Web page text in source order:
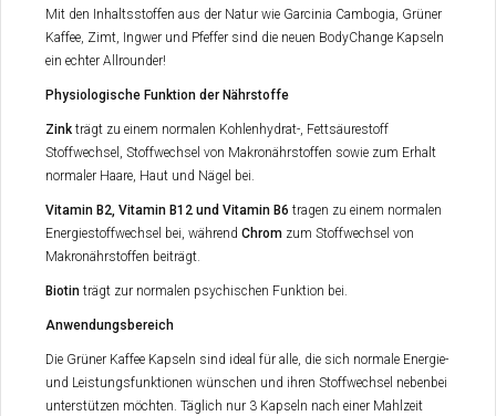
Mit den Inhaltsstoffen aus der Natur wie Garcinia Cambogia, Grüner
Kaffee, Zimt, Ingwer und Pfeffer sind die neuen BodyChange Kapseln
ein echter Allrounder!
Physiologische Funktion der Nährstoffe
Zink trägt zu einem normalen Kohlenhydrat-, Fettsäurestoff
Stoffwechsel, Stoffwechsel von Makronährstoffen sowie zum Erhalt
normaler Haare, Haut und Nägel bei.
Vitamin B2, Vitamin B12 und Vitamin B6 tragen zu einem normalen
Energiestoffwechsel bei, während Chrom zum Stoffwechsel von
Makronährstoffen beiträgt.
Biotin trägt zur normalen psychischen Funktion bei.
Anwendungsbereich
Die Grüner Kaffee Kapseln sind ideal für alle, die sich normale Energie-
und Leistungsfunktionen wünschen und ihren Stoffwechsel nebenbei
unterstützen möchten. Täglich nur 3 Kapseln nach einer Mahlzeit